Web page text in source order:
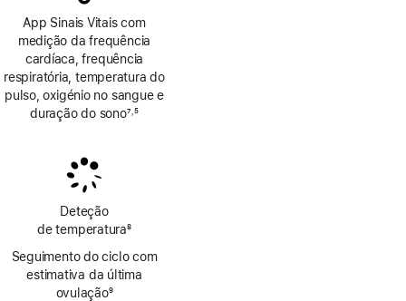
App Sinais Vitais com
medição da frequência
cardíaca, frequência
respiratória, temperatura do
pulso, oxigénio no sangue e
duração do sono7 ,5
Deteção
de temperatura
de
rodapé
8
Seguimento do ciclo com
estimativa da última
ovulação9